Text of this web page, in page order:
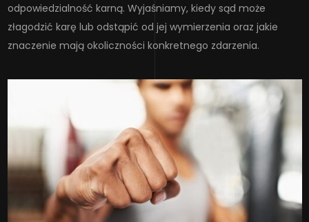
odpowiedzialność karną. Wyjaśniamy, kiedy sąd może
złagodzić karę lub odstąpić od jej wymierzenia oraz jakie
znaczenie mają okoliczności konkretnego zdarzenia.